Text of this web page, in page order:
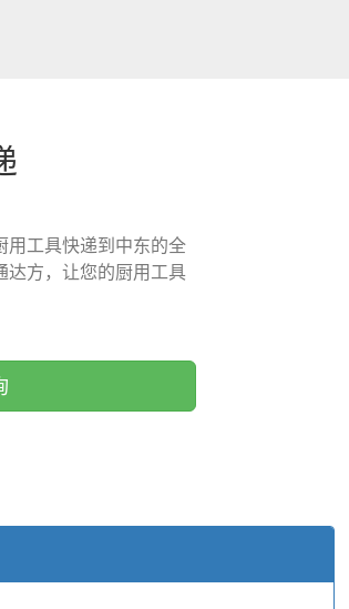
用工具快递到中东的全
达方，让您的厨用工具